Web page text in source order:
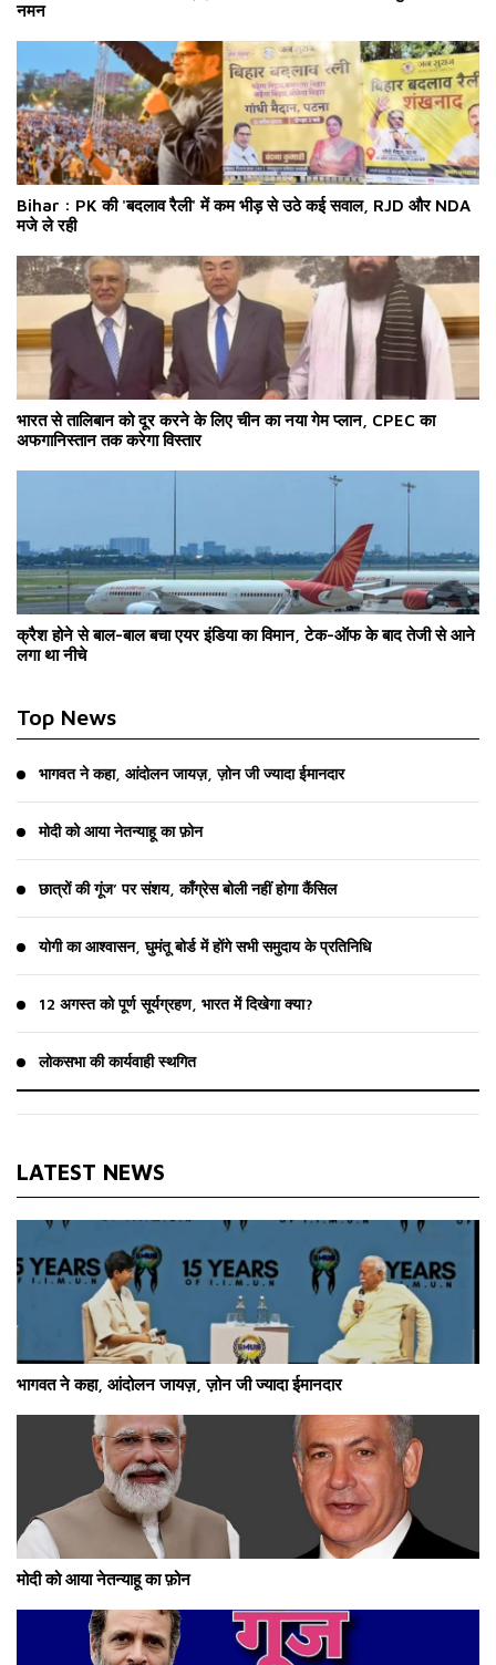
नमन
Bihar : PK की 'बदलाव रैली' में कम भीड़ से उठे कई सवाल, RJD और NDA
मजे ले रही
भारत से तालिबान को दूर करने के लिए चीन का नया गेम प्लान, CPEC का
अफगानिस्तान तक करेगा विस्तार
क्रैश होने से बाल-बाल बचा एयर इंडिया का विमान, टेक-ऑफ के बाद तेजी से आने
लगा था नीचे
Top News
भागवत ने कहा, आंदोलन जायज़, ज़ोन जी ज्यादा ईमानदार
मोदी को आया नेतन्याहू का फ़ोन
छात्रों की गूंज’ पर संशय, काँग्रेस बोली नहीं होगा कैंसिल
योगी का आश्वासन, घुमंतू बोर्ड में होंगे सभी समुदाय के प्रतिनिधि
12 अगस्त को पूर्ण सूर्यग्रहण, भारत में दिखेगा क्या?
लोकसभा की कार्यवाही स्थगित
LATEST NEWS
भागवत ने कहा, आंदोलन जायज़, ज़ोन जी ज्यादा ईमानदार
मोदी को आया नेतन्याहू का फ़ोन